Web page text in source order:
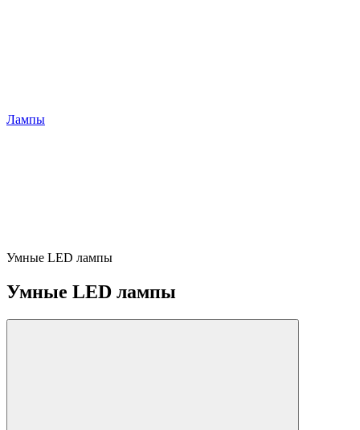
Лампы
Умные LED лампы
Умные LED лампы